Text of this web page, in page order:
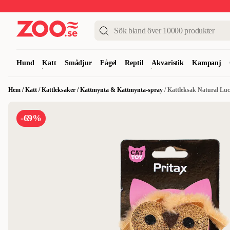
Hund Katt Smådjur Fågel Reptil Akvaristik Kampanj
Hem /Katt /Kattleksaker /Kattmynta & Kattmynta-spray /Kattleksak Natural
-69%